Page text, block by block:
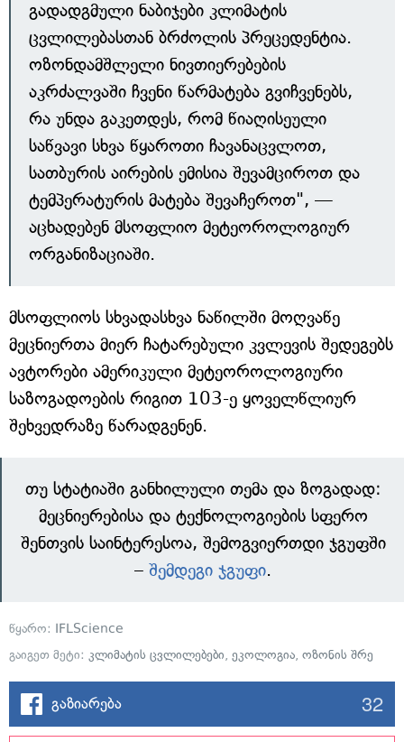
გადადგმული ნაბიჯები კლიმატის
ცვლილებასთან ბრძოლის პრეცედენტია.
ოზონდამშლელი ნივთიერებების
აკრძალვაში ჩვენი წარმატება გვიჩვენებს,
რა უნდა გაკეთდეს, რომ წიაღისეული
საწვავი სხვა წყაროთი ჩავანაცვლოთ,
სათბურის აირების ემისია შევამციროთ და
ტემპერატურის მატება შევაჩეროთ", —
აცხადებენ მსოფლიო მეტეოროლოგიურ
ორგანიზაციაში.
მსოფლიოს სხვადასხვა ნაწილში მოღვაწე
მეცნიერთა მიერ ჩატარებული კვლევის შედეგებს
ავტორები ამერიკული მეტეოროლოგიური
საზოგადოების რიგით 103-ე ყოველწლიურ
შეხვედრაზე წარადგენენ.
თუ სტატიაში განხილული თემა და ზოგადად:
მეცნიერებისა და ტექნოლოგიების სფერო
შენთვის საინტერესოა, შემოგვიერთდი ჯგუფში
– შემდეგი ჯგუფი.
წყარო: IFLScience
გაიგეთ მეტი: კლიმატის ცვლილებები, ეკოლოგია, ოზონის შრე
გაზიარება 32